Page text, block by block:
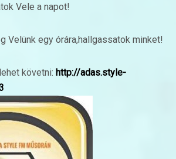
Vele a napot!
Velünk egy órára,hallgassatok minket!
követni: http://adas.style-